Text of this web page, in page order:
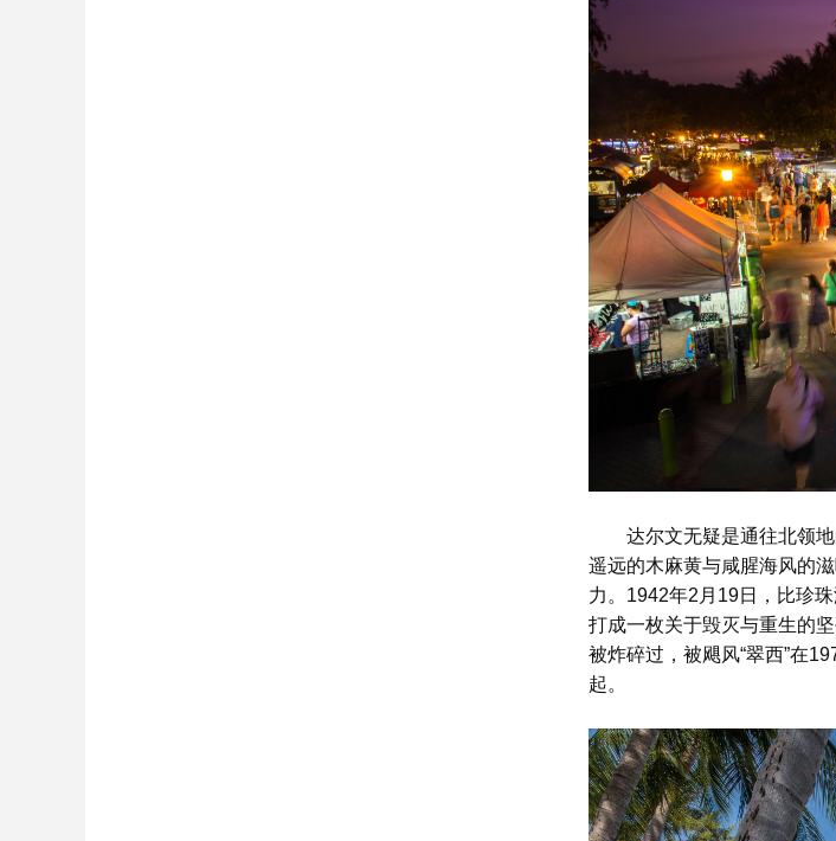
达尔文无疑是通往北领
遥远的木麻黄与咸腥海风的
力。1942年2月19日，比珍
打成一枚关于毁灭与重生的
被炸碎过，被飓风“翠西”在
起。